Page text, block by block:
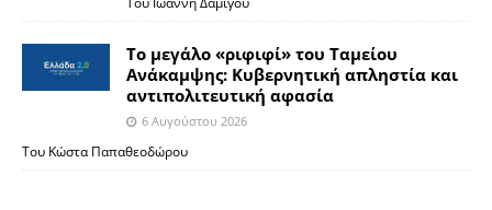
Το μεγάλο «ριφιφί» του Ταμείου
Ανάκαμψης: Κυβερνητική απληστία και
αντιπολιτευτική αφασία
6 Αυγούστου 2026
Του Κώστα Παπαθεοδώρου